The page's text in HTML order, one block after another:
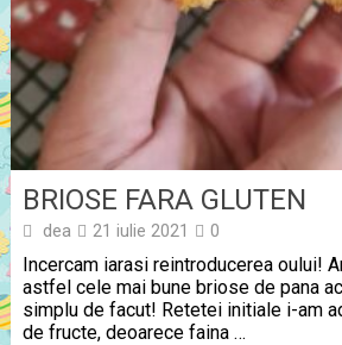
BRIOSE FARA GLUTEN
dea 21 iulie 2021 0
Incercam iarasi reintroducerea oului!
astfel cele mai bune briose de pana
simplu de facut! Retetei initiale i-am
de fructe, deoarece faina …